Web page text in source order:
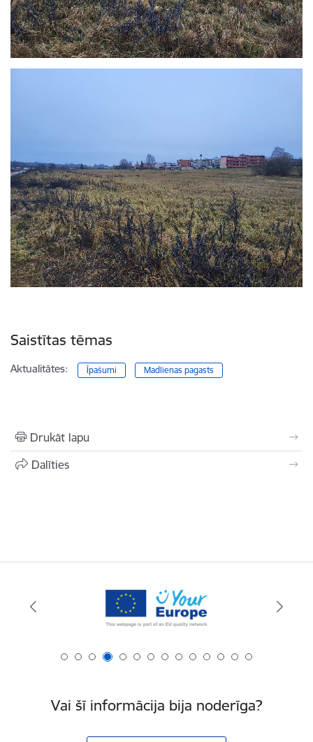
Saistītas tēmas
Aktualitātes: Īpašumi Madlienas pagasts
Drukāt lapu
Dalīties
Vai šī informācija bija noderīga?